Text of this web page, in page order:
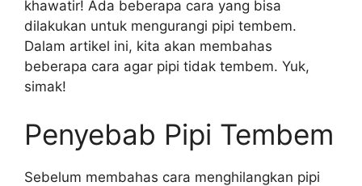
khawatir! Ada beberapa cara yang bisa
dilakukan untuk mengurangi pipi tembem.
Dalam artikel ini, kita akan membahas
beberapa cara agar pipi tidak tembem. Yuk,
simak!
Penyebab Pipi Tembem
Sebelum membahas cara menghilangkan pipi